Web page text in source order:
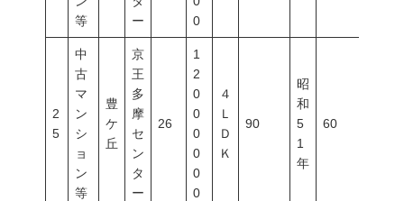
等
ー
0
2
5
中
古
マ
ン
シ
ョ
ン
等
豊
ケ
丘
京
王
多
摩
セ
ン
タ
ー
26
1
2
0
0
0
0
0
0
４
Ｌ
Ｄ
Ｋ
90
昭
和
5
1
年
60